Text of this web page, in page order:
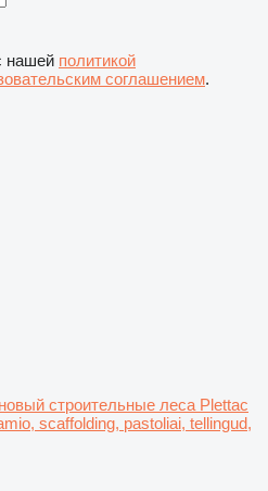
нашей политикой
соглашением.
новый строительные леса Plettac
scaffolding, pastoliai, tellingud,